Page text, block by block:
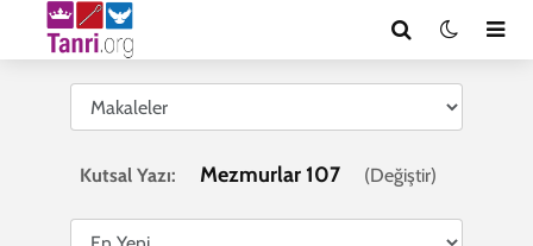
Kutsal Yazı: Mezmurlar 107 (Değiştir)